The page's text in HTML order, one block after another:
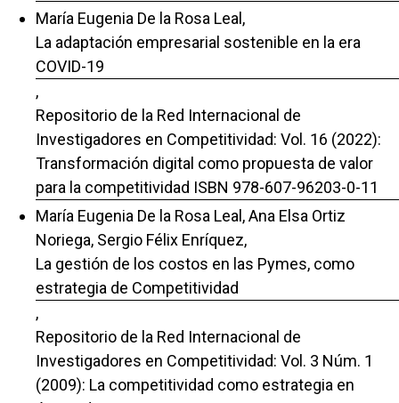
María Eugenia De la Rosa Leal,
La adaptación empresarial sostenible en la era
COVID-19
,
Repositorio de la Red Internacional de
Investigadores en Competitividad: Vol. 16 (2022):
Transformación digital como propuesta de valor
para la competitividad ISBN 978-607-96203-0-11
María Eugenia De la Rosa Leal, Ana Elsa Ortiz
Noriega, Sergio Félix Enríquez,
La gestión de los costos en las Pymes, como
estrategia de Competitividad
,
Repositorio de la Red Internacional de
Investigadores en Competitividad: Vol. 3 Núm. 1
(2009): La competitividad como estrategia en